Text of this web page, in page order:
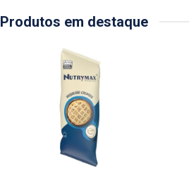
Produtos em destaque